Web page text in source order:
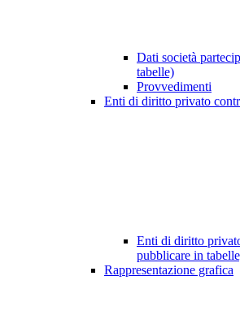
Dati società
tabelle)
Provvedimenti
Enti di diritto privato
Enti di diritto
pubblicare in
Rappresentazione grafica